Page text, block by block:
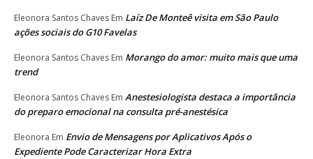
Eleonora Santos Chaves Em Laíz De Monteê visita em São Paulo
ações sociais do G10 Favelas
Eleonora Santos Chaves Em Morango do amor: muito mais que uma
trend
Eleonora Santos Chaves Em Anestesiologista destaca a importância
do preparo emocional na consulta pré-anestésica
Eleonora Em Envio de Mensagens por Aplicativos Após o
Expediente Pode Caracterizar Hora Extra